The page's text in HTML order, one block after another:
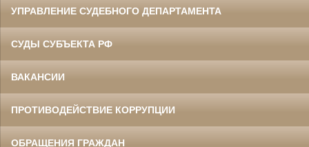
УПРАВЛЕНИЕ СУДЕБНОГО ДЕПАРТАМЕНТА
СУДЫ СУБЪЕКТА РФ
ВАКАНСИИ
ПРОТИВОДЕЙСТВИЕ КОРРУПЦИИ
ОБРАЩЕНИЯ ГРАЖДАН